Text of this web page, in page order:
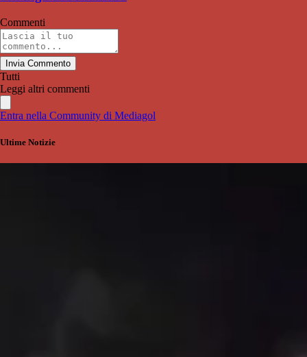
Commenti
Invia Commento
Tutti
Leggi altri commenti
Entra nella Community di Mediagol
Ultime Notizie